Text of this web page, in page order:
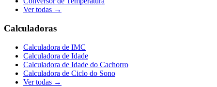
Ver todas →
Calculadoras
Calculadora de IMC
Calculadora de Idade
Calculadora de Idade do Cachorro
Calculadora de Ciclo do Sono
Ver todas →